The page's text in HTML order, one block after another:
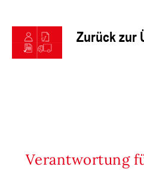
Zurück zur
Verantwortung